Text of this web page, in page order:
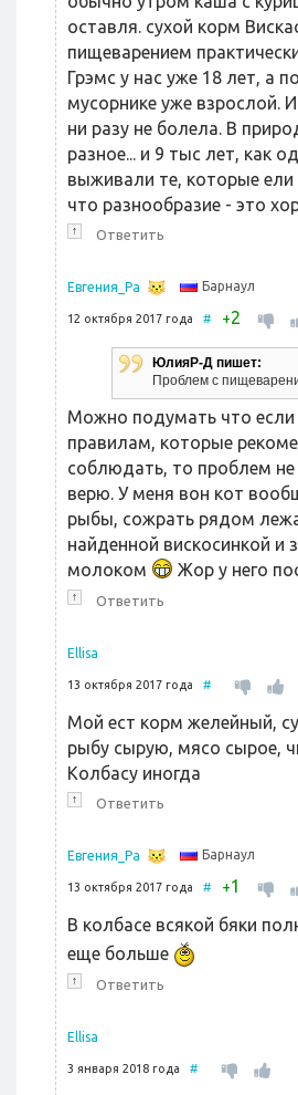
оставля. сухой корм
пищеварением
Грэмс у нас уже 18 лет, а
мусорнике уже взрослой.
ни разу не болела. В
разное... и 9 тыс лет, как
выживали те, которые ели
что разнообразие - это
↑ Ответить
Евгения_Ра Барнаул
12 октября 2017 года # +2
ЮлияР-Д пишет:
Проблем с
Можно подумать что если
правилам, которые
соблюдать, то проблем не
верю. У меня вон кот
рыбы, сожрать рядом
найденной вискосинкой и
молоком
Жор у него
↑ Ответить
Ellisa
13 октября 2017 года #
Мой ест корм желейный,
рыбу сырую, мясо сырое,
Колбасу иногда
↑ Ответить
Евгения_Ра Барнаул
13 октября 2017 года # +1
В колбасе всякой бяки
еще больше
↑ Ответить
Ellisa
3 января 2018 года #